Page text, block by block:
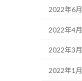
2022年6月
2022年4月
2022年3月
2022年1月